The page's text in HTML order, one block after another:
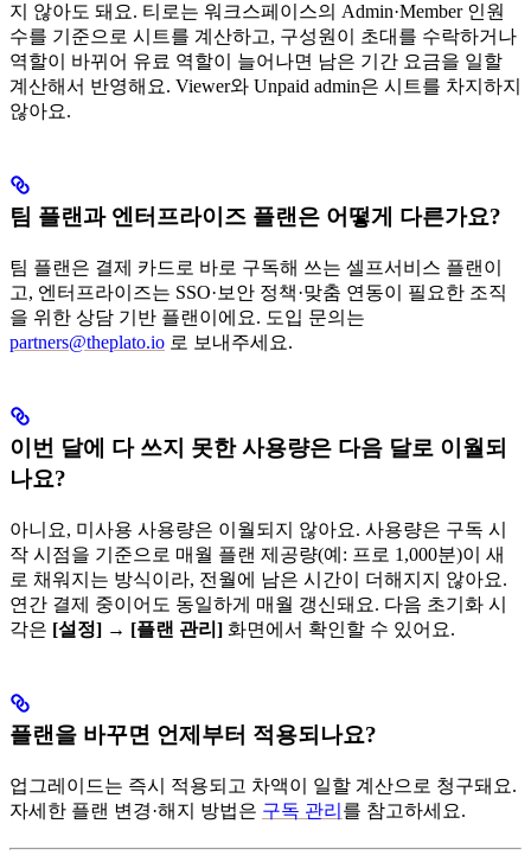
지 않아도 돼요. 티로는 워크스페이스의 Admin·Member 인원
수를 기준으로 시트를 계산하고, 구성원이 초대를 수락하거나
역할이 바뀌어 유료 역할이 늘어나면 남은 기간 요금을 일할
계산해서 반영해요. Viewer와 Unpaid admin은 시트를 차지하지
않아요.
팀 플랜과 엔터프라이즈 플랜은 어떻게 다른가요?
팀 플랜은 결제 카드로 바로 구독해 쓰는 셀프서비스 플랜이
고, 엔터프라이즈는 SSO·보안 정책·맞춤 연동이 필요한 조직
을 위한 상담 기반 플랜이에요. 도입 문의는
partners@theplato.io 로 보내주세요.
이번 달에 다 쓰지 못한 사용량은 다음 달로 이월되
나요?
아니요, 미사용 사용량은 이월되지 않아요. 사용량은 구독 시
작 시점을 기준으로 매월 플랜 제공량(예: 프로 1,000분)이 새
로 채워지는 방식이라, 전월에 남은 시간이 더해지지 않아요.
연간 결제 중이어도 동일하게 매월 갱신돼요. 다음 초기화 시
각은 [설정] → [플랜 관리] 화면에서 확인할 수 있어요.
플랜을 바꾸면 언제부터 적용되나요?
업그레이드는 즉시 적용되고 차액이 일할 계산으로 청구돼요.
자세한 플랜 변경·해지 방법은 구독 관리 를 참고하세요.